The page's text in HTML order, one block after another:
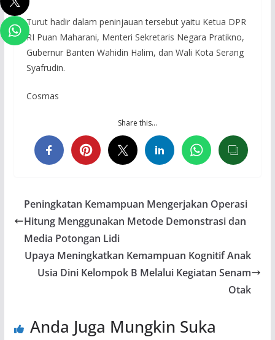
Turut hadir dalam peninjauan tersebut yaitu Ketua DPR
RI Puan Maharani, Menteri Sekretaris Negara Pratikno,
Gubernur Banten Wahidin Halim, dan Wali Kota Serang
Syafrudin.
Cosmas
Share this…
Peningkatan Kemampuan Mengerjakan Operasi
Hitung Menggunakan Metode Demonstrasi dan
Media Potongan Lidi
Upaya Meningkatkan Kemampuan Kognitif Anak
Usia Dini Kelompok B Melalui Kegiatan Senam
Otak
Anda Juga Mungkin Suka